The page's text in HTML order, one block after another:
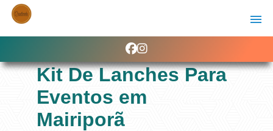
Kit De Lanches Para
Eventos em
Mairiporã